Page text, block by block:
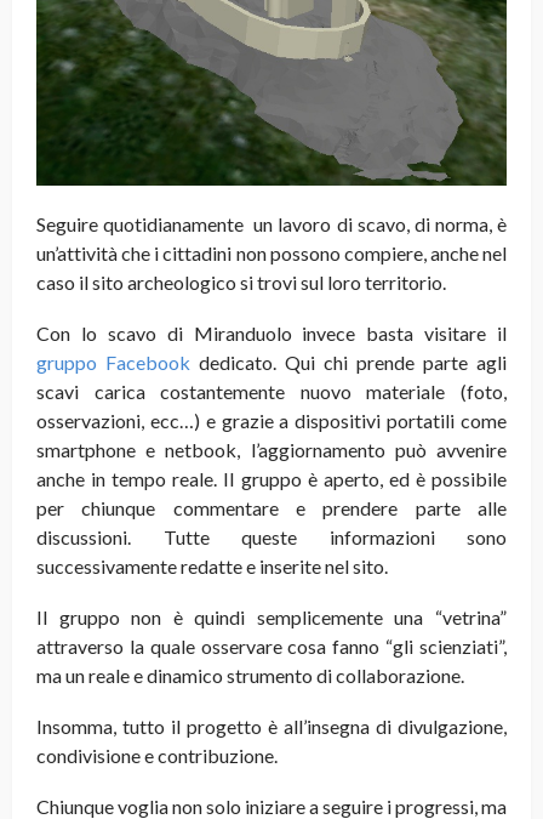
Seguire quotidianamente un lavoro di scavo, di norma, è
un’attività che i cittadini non possono compiere, anche nel
caso il sito archeologico si trovi sul loro territorio.
Con lo scavo di Miranduolo invece basta visitare il
gruppo Facebook dedicato. Qui chi prende parte agli
scavi carica costantemente nuovo materiale (foto,
osservazioni, ecc…) e grazie a dispositivi portatili come
smartphone e netbook, l’aggiornamento può avvenire
anche in tempo reale. Il gruppo è aperto, ed è possibile
per chiunque commentare e prendere parte alle
discussioni. Tutte queste informazioni sono
successivamente redatte e inserite nel sito.
Il gruppo non è quindi semplicemente una “vetrina”
attraverso la quale osservare cosa fanno “gli scienziati”,
ma un reale e dinamico strumento di collaborazione.
Insomma, tutto il progetto è all’insegna di divulgazione,
condivisione e contribuzione.
Chiunque voglia non solo iniziare a seguire i progressi, ma